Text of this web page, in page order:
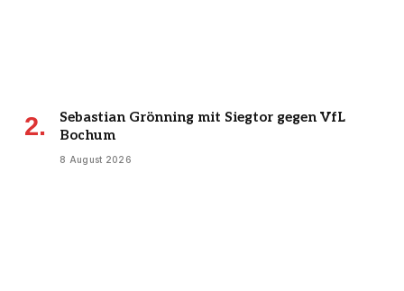
Sebastian Grönning mit Siegtor gegen VfL
Bochum
8 August 2026